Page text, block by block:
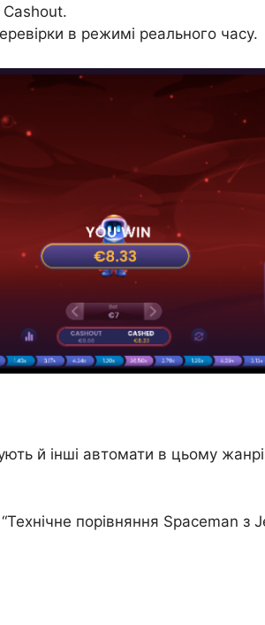
Cashout.
в режимі реального часу.
й інші автомати в цьому
порівняння Spaceman з